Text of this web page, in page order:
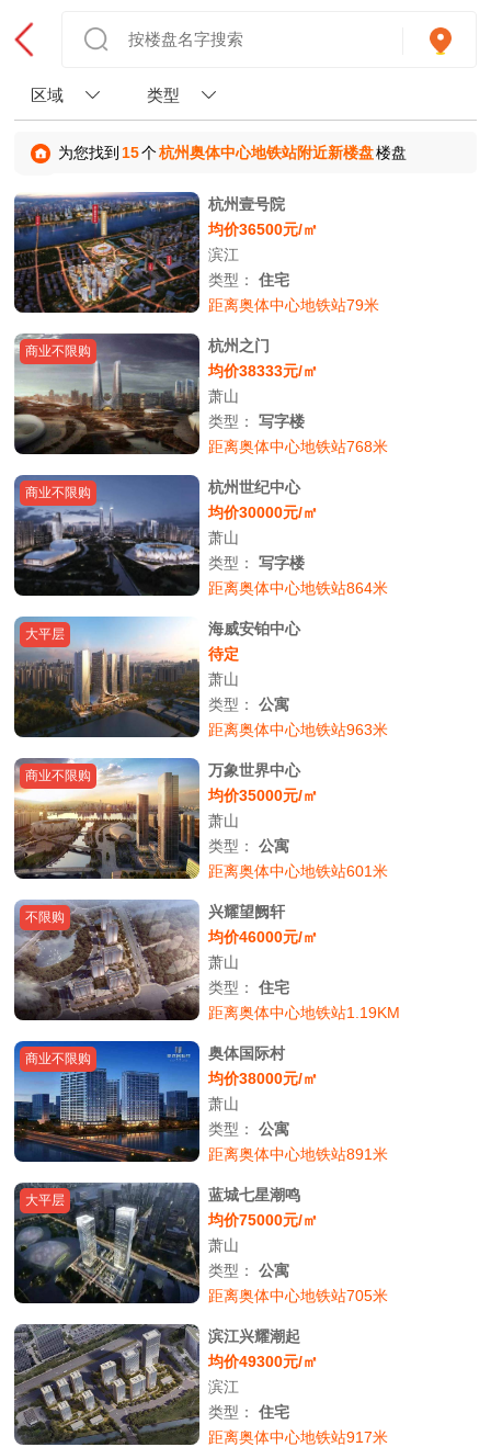
区域 类型
为您找到 15个杭州奥体中心地铁站附近新楼盘楼盘
杭州壹号院
均价36500元/㎡
滨江
类型：住宅
距离奥体中心地铁站79米
商业不限购
杭州之门
均价38333元/㎡
萧山
类型：写字楼
距离奥体中心地铁站768米
商业不限购
杭州世纪中心
均价30000元/㎡
萧山
类型：写字楼
距离奥体中心地铁站864米
大平层
海威安铂中心
待定
萧山
类型：公寓
距离奥体中心地铁站963米
商业不限购
万象世界中心
均价35000元/㎡
萧山
类型：公寓
距离奥体中心地铁站601米
不限购
兴耀望阙轩
均价46000元/㎡
萧山
类型：住宅
距离奥体中心地铁站1.19KM
商业不限购
奥体国际村
均价38000元/㎡
萧山
类型：公寓
距离奥体中心地铁站891米
大平层
蓝城七星潮鸣
均价75000元/㎡
萧山
类型：公寓
距离奥体中心地铁站705米
滨江兴耀潮起
均价49300元/㎡
滨江
类型：住宅
距离奥体中心地铁站917米